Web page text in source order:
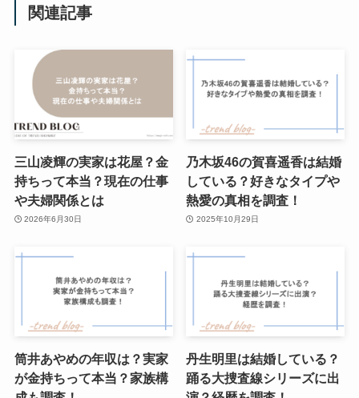
関連記事
三山凌輝の実家は花屋？金
持ちって本当？現在の仕事
や夫婦関係とは
2026年6月30日
乃木坂46の賀喜遥香は結婚
している？好きなタイプや
熱愛の真相を調査！
2025年10月29日
筒井あやめの年収は？実家
が金持ちって本当？家族構
丹生明里は結婚している？
踊る大捜査線シリーズに出